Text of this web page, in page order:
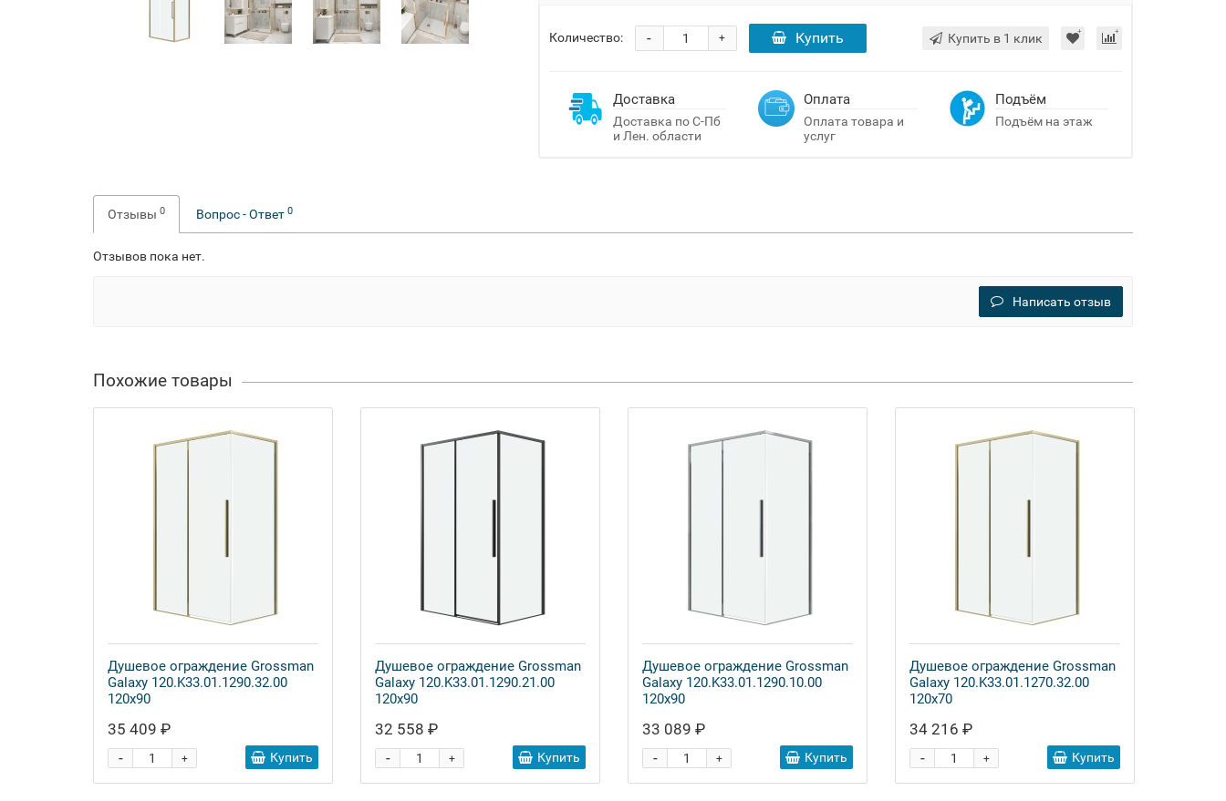
Количество: +
- Купить Купить в 1 клик
Доставка
Доставка по С-Пб
и Лен. области
Оплата
Оплата товара и
услуг
Подъём
Подъём на этаж
Отзывы 0 Вопрос - Ответ 0
Отзывов пока нет.
Написать отзыв
Похожие товары
Душевое ограждение Grossman
Galaxy 120.K33.01.1290.32.00
120x90
35 409 ₽
+
- Купить
Душевое ограждение Grossman
Galaxy 120.K33.01.1290.21.00
120x90
32 558 ₽
+
- Купить
Душевое ограждение Grossman
Galaxy 120.K33.01.1290.10.00
120x90
33 089 ₽
+
- Купить
Душевое ограждение Grossman
Galaxy 120.K33.01.1270.32.00
120x70
34 216 ₽
+
- Купить